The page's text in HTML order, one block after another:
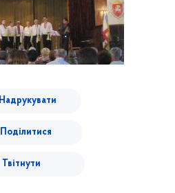
Надрукувати
Поділитися
Твітнути